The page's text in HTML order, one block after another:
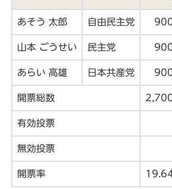
あそう 太郎 自由民主党
山本 ごうせい 民主党
あらい 高雄 日本共産党
開票総数
有効投票
無効投票
開票率